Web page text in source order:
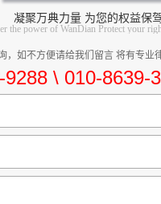
凝聚万典力量 为您的权益保
the power of WanDian Protect your
，如不方便请给我们留言 将有专业
9288 \ 010-8639-